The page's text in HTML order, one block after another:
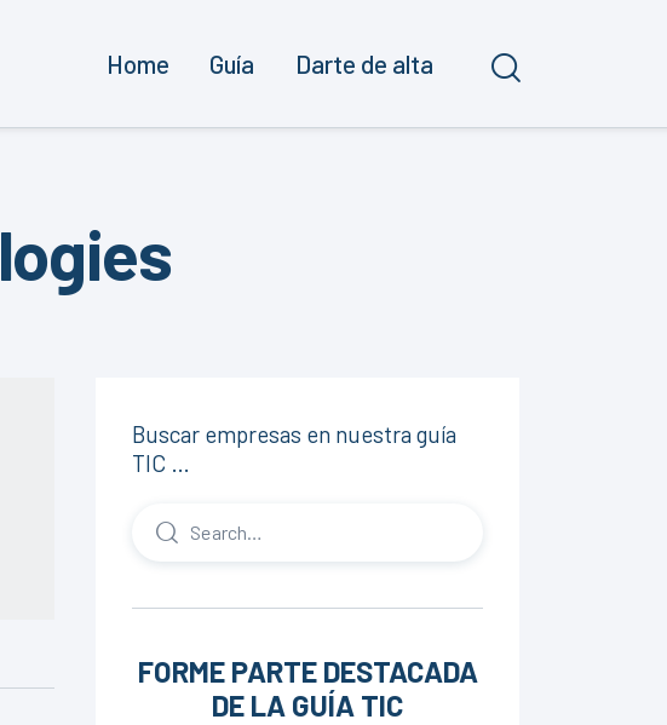
Home Guía Darte de alta
Buscar empresas en nuestra guía
TIC …
FORME PARTE DESTACADA
DE LA GUÍA TIC